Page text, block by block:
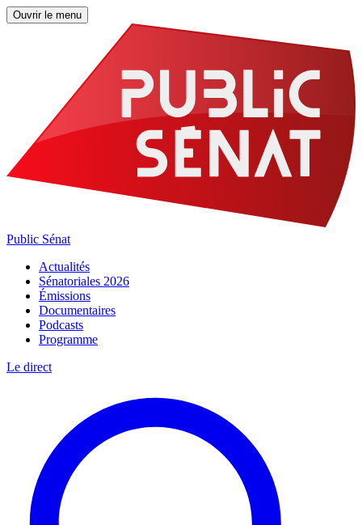
Ouvrir le menu
Public Sénat
Actualités
Sénatoriales 2026
Émissions
Documentaires
Podcasts
Programme
Le direct